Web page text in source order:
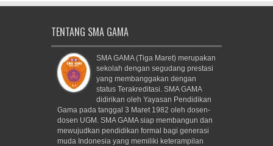
TENTANG SMA GAMA
SMA GAMA (Tiga Maret) merupakan
sekolah dengan segudang prestasi
yang membanggakan dengan
status Terakreditasi. SMA GAMA
didirikan oleh Yayasan Pendidikan
Gama pada tanggal 3 Maret 1982 oleh dosen-
dosen UGM. SMA GAMA siap membangun dan
mewujudkan pendidikan formal bagi generasi
muda Indonesia yang memiliki keterampilan